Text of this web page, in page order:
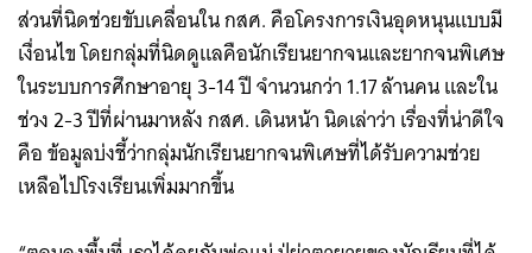
ส่วนที่นิดช่วยขับเคลื่อนใน กสศ. คือโครงการเงินอุดหนุนแบบมี
เงื่อนไข โดยกลุ่มที่นิดดูแลคือนักเรียนยากจนและยากจนพิเศษ
ในระบบการศึกษาอายุ 3-14 ปี จำนวนกว่า 1.17 ล้านคน และใน
ช่วง 2-3 ปีที่ผ่านมาหลัง กสศ. เดินหน้า นิดเล่าว่า เรื่องที่น่าดีใจ
คือ ข้อมูลบ่งชี้ว่ากลุ่มนักเรียนยากจนพิเศษที่ได้รับความช่วย
เหลือไปโรงเรียนเพิ่มมากขึ้น